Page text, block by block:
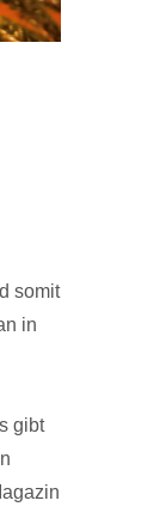
somit
in
gibt